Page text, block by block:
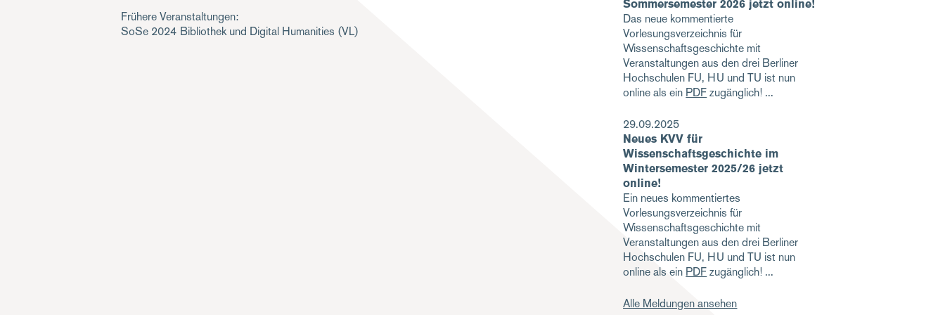
Frühere Veranstaltungen:
SoSe 2024 Bibliothek und Digital Humanities (VL)
Sommersemester 2026 jetzt online!
Das neue kommentierte
Vorlesungsverzeichnis für
Wissenschaftsgeschichte mit
Veranstaltungen aus den drei Berliner
Hochschulen FU, HU und TU ist nun
online als ein PDFzugänglich!
29.09.2025
Neues KVV für
Wissenschaftsgeschichte im
Wintersemester 2025/26 jetzt
online!
Ein neues kommentiertes
Vorlesungsverzeichnis für
Wissenschaftsgeschichte mit
Veranstaltungen aus den drei Berliner
Hochschulen FU, HU und TU ist nun
online als ein PDFzugänglich!
Alle Meldungen ansehen